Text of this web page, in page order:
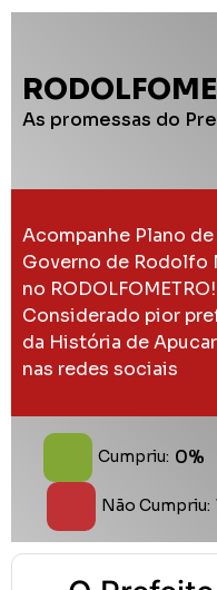
As promessas do
Acompanhe Plano de
Governo de Rodolfo
no RODOLFOMETRO!
Considerado pior
da História de
nas redes sociais
Cumpriu: 0%
Não Cumpriu: